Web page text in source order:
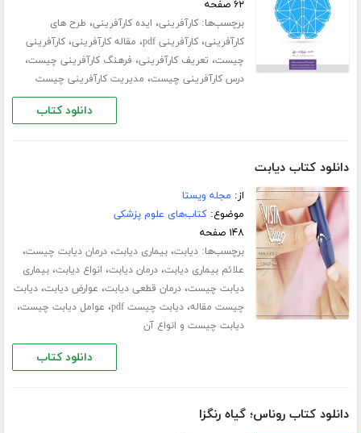
۶۲ صفحه
برچسب‌ها:کارآفرینی، ایده کارآفرینی، طرح های
کارآفرینی،کارآفرینی pdf ، مقاله کارآفرینی،کارآفرینی
چیست، تعریف کارآفرینی، فرهنگ کارآفرینی چیست،
درس کارآفرینی چیست، مدیریت کارآفرینی چیست
دانلود کتاب
دانلود کتاب دیابت
از: مجله ویستا
موضوع:کتاب‌های علوم پزشکی
۱۴۸ صفحه
برچسب‌ها:دیابت،بیماری دیابت،درمان دیابت چیست،
علائم بیماری دیابت،درمان دیابت، انواع دیابت،بیماری
دیابت چیست،درمان قطعی دیابت، عوارض دیابت،دیابت
چیست مقاله،دیابت چیست pdf ، عوامل دیابت چیست،
دیابت چیست و انواع آن
دانلود کتاب
دانلود کتاب روناس؛ گیاه رنگزا